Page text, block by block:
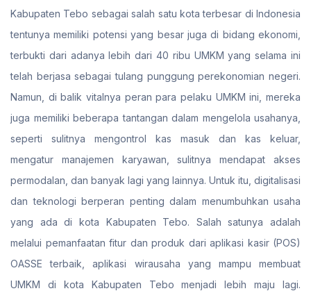
Kabupaten Tebo sebagai salah satu kota terbesar di Indonesia
tentunya memiliki potensi yang besar juga di bidang ekonomi,
terbukti dari adanya lebih dari 40 ribu UMKM yang selama ini
telah berjasa sebagai tulang punggung perekonomian negeri.
Namun, di balik vitalnya peran para pelaku UMKM ini, mereka
juga memiliki beberapa tantangan dalam mengelola usahanya,
seperti sulitnya mengontrol kas masuk dan kas keluar,
mengatur manajemen karyawan, sulitnya mendapat akses
permodalan, dan banyak lagi yang lainnya. Untuk itu, digitalisasi
dan teknologi berperan penting dalam menumbuhkan usaha
yang ada di kota Kabupaten Tebo. Salah satunya adalah
melalui pemanfaatan fitur dan produk dari aplikasi kasir (POS)
OASSE terbaik, aplikasi wirausaha yang mampu membuat
UMKM di kota Kabupaten Tebo menjadi lebih maju lagi.